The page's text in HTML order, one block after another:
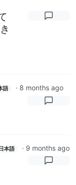
語 · 8 months ago
日本語 · 9 months ago